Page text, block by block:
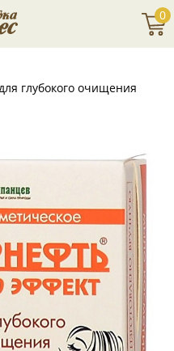
0
глубокого очищения